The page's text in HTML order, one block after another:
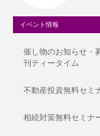
イベント情報
催し物のお知らせ・
刊ティータイム
不動産投資無料セミ
相続対策無料セミナ